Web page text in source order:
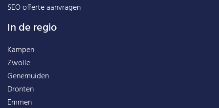
SEO offerte aanvragen
In de regio
Kampen
Zwolle
Genemuiden
Dronten
Emmen